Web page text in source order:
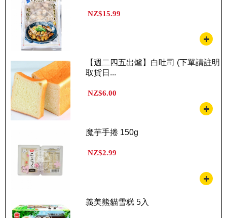
NZ$15.99
【週二四五出爐】白吐司 (下單請註明
取貨日...
NZ$6.00
魔芋手捲 150g
NZ$2.99
義美熊貓雪糕 5入